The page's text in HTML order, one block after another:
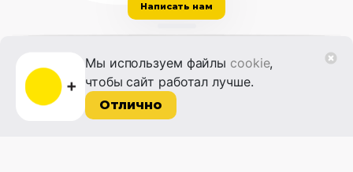
Мы используем файлы cookie,
чтобы сайт работал лучше.
Отлично
Написать нам
ООО «Институт развития кино и медиа»
Лицензия на образовательную деятельность
№ Л035-01215-72/00614094 от 30 августа
2022 г.
© 2014-2026 Фонд «Жизнь и Дело»